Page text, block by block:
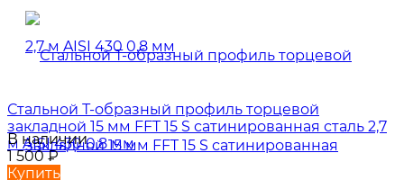
Стальной Т-образный профиль торцевой
закладной 15 мм FFT 15 S сатинированная сталь 2,7
м AISI 430 0.8 мм
В наличии
1 500₽
Купить